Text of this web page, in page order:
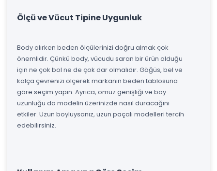
Ölçü ve Vücut Tipine Uygunluk
Body alırken beden ölçülerinizi doğru almak çok
önemlidir. Çünkü body, vücudu saran bir ürün olduğu
için ne çok bol ne de çok dar olmalıdır. Göğüs, bel ve
kalça çevrenizi ölçerek markanın beden tablosuna
göre seçim yapın. Ayrıca, omuz genişliği ve boy
uzunluğu da modelin üzerinizde nasıl duracağını
etkiler. Uzun boyluysanız, uzun paçalı modelleri tercih
edebilirsiniz.